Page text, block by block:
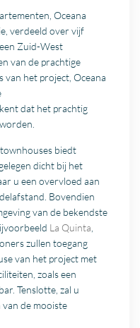
Oceana
verdeeld over vijf
Zuid-West
van de prachtige
van het project, Oceana
dat het prachtig
biedt
dicht bij het
u een overvloed aan
Bovendien
van de bekendste
La Quinta
zullen toegang
van het project met
zoals een
Tenslotte, zal u
de mooiste